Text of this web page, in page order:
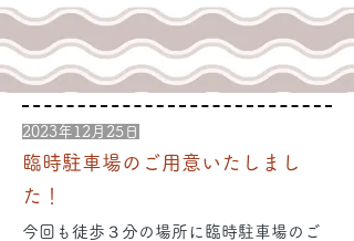
2023年12月25日
臨時駐車場のご用意いたしまし
た！
今回も徒歩３分の場所に臨時駐車場のご